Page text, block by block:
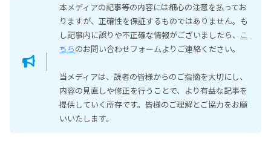
本メディアの記事等の内容には細心の注意を払ってお
りますが、正確性を保証するものではありません。も
し記事内に誤りや不正確な情報がございましたら、 こ
ちらのお問い合わせフォームよりご連絡ください。
当メディアは、読者の皆様からのご指摘を大切にし、
内容の見直しや修正を行うことで、より有益な記事を
提供していく所存です。皆様のご理解とご協力をお願
いいたします。